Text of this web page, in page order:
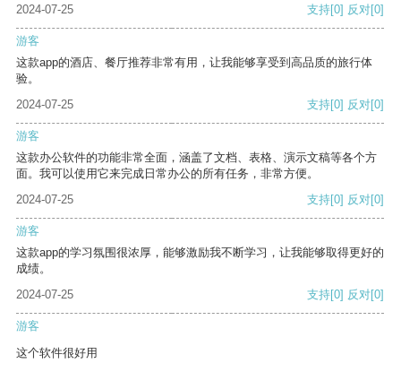
2024-07-25
支持[0] 反对[0]
游客
这款app的酒店、餐厅推荐非常有用，让我能够享受到高品质的旅行体
验。
2024-07-25
支持[0] 反对[0]
游客
这款办公软件的功能非常全面，涵盖了文档、表格、演示文稿等各个方
面。我可以使用它来完成日常办公的所有任务，非常方便。
2024-07-25
支持[0] 反对[0]
游客
这款app的学习氛围很浓厚，能够激励我不断学习，让我能够取得更好的
成绩。
2024-07-25
支持[0] 反对[0]
游客
这个软件很好用